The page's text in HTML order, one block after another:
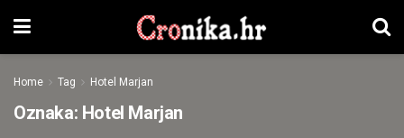
Home Tag Hotel Marjan
Oznaka: Hotel Marjan